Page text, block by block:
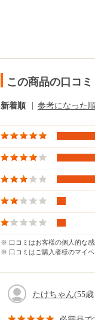
この商品の口コミ
新着順 参考になった順
※ 口コミはお客様の個人的な感
※ 口コミはご購入者様のマイペ
たけちゃん(55